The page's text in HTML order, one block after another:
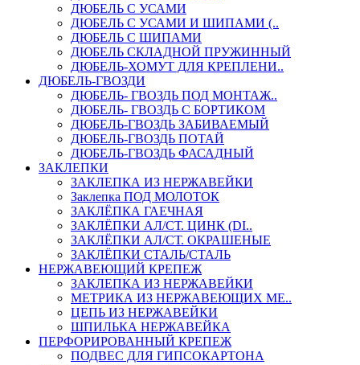
ДЮБЕЛЬ С УСАМИ
ДЮБЕЛЬ С УСАМИ И ШИПАМИ (..
ДЮБЕЛЬ С ШИПАМИ
ДЮБЕЛЬ СКЛАДНОЙ ПРУЖИННЫЙ
ДЮБЕЛЬ-ХОМУТ ДЛЯ КРЕПЛЕНИ..
ДЮБЕЛЬ-ГВОЗДИ
ДЮБЕЛЬ- ГВОЗДЬ ПОД МОНТАЖ..
ДЮБЕЛЬ- ГВОЗДЬ С БОРТИКОМ
ДЮБЕЛЬ-ГВОЗДЬ ЗАБИВАЕМЫЙ
ДЮБЕЛЬ-ГВОЗДЬ ПОТАЙ
ДЮБЕЛЬ-ГВОЗДЬ ФАСАДНЫЙ
ЗАКЛЕПКИ
ЗАКЛЕПКА ИЗ НЕРЖАВЕЙКИ
Заклепка ПОД МОЛОТОК
ЗАКЛЁПКА ГАЕЧНАЯ
ЗАКЛЁПКИ АЛ/СТ. ЦИНК (DI..
ЗАКЛЁПКИ АЛ/СТ. ОКРАШЕНЫЕ
ЗАКЛЁПКИ СТАЛЬ/СТАЛЬ
НЕРЖАВЕЮЩИЙ КРЕПЕЖ
ЗАКЛЕПКА ИЗ НЕРЖАВЕЙКИ
МЕТРИКА ИЗ НЕРЖАВЕЮЩИХ МЕ..
ЦЕПЬ ИЗ НЕРЖАВЕЙКИ
ШПИЛЬКА НЕРЖАВЕЙКА
ПЕРФОРИРОВАННЫЙ КРЕПЕЖ
ПОДВЕС ДЛЯ ГИПСОКАРТОНА